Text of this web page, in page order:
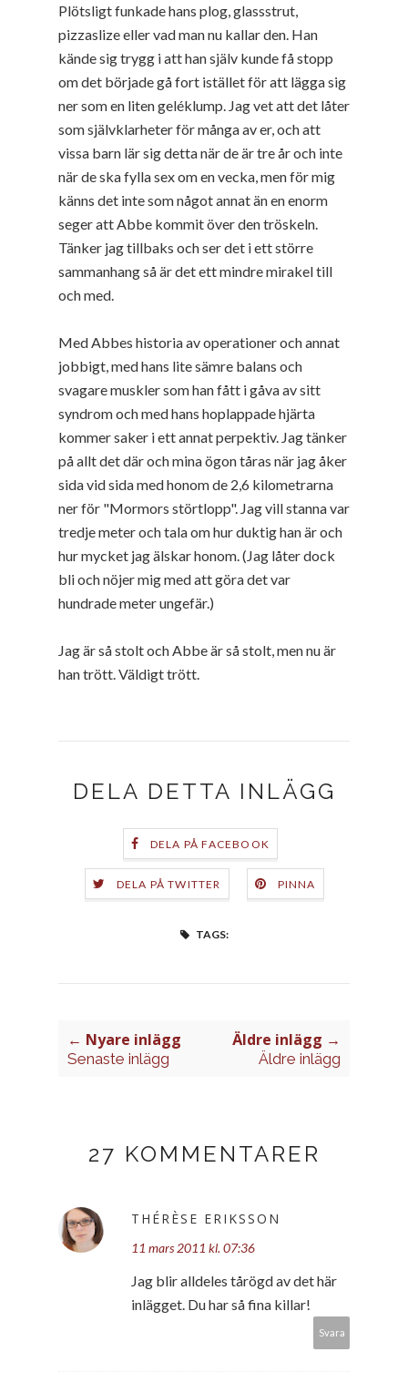
Plötsligt funkade hans plog, glassstrut,
pizzaslize eller vad man nu kallar den. Han
kände sig trygg i att han själv kunde få stopp
om det började gå fort istället för att lägga sig
ner som en liten geléklump. Jag vet att det låter
som självklarheter för många av er, och att
vissa barn lär sig detta när de är tre år och inte
när de ska fylla sex om en vecka, men för mig
känns det inte som något annat än en enorm
seger att Abbe kommit över den tröskeln.
Tänker jag tillbaks och ser det i ett större
sammanhang så är det ett mindre mirakel till
och med.
Med Abbes historia av operationer och annat
jobbigt, med hans lite sämre balans och
svagare muskler som han fått i gåva av sitt
syndrom och med hans hoplappade hjärta
kommer saker i ett annat perpektiv. Jag tänker
på allt det där och mina ögon tåras när jag åker
sida vid sida med honom de 2,6 kilometrarna
ner för "Mormors störtlopp". Jag vill stanna var
tredje meter och tala om hur duktig han är och
hur mycket jag älskar honom. (Jag låter dock
bli och nöjer mig med att göra det var
hundrade meter ungefär.)
Jag är så stolt och Abbe är så stolt, men nu är
han trött. Väldigt trött.
DELA DETTA INLÄGG
DELA PÅ FACEBOOK
DELA PÅ TWITTER PINNA
TAGS:
← Nyare inlägg
Senaste inlägg
Äldre inlägg →
Äldre inlägg
27 KOMMENTARER
THÉRÈSE ERIKSSON
11 mars 2011 kl. 07:36
Jag blir alldeles tårögd av det här
inlägget. Du har så fina killar!
Svara